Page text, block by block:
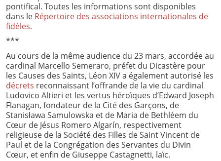
pontifical. Toutes les informations sont disponibles
dans le Répertoire des associations internationales de
fidèles.
***
Au cours de la même audience du 23 mars, accordée au
cardinal Marcello Semeraro, préfet du Dicastère pour
les Causes des Saints, Léon XIV a également autorisé les
décrets reconnaissant l’offrande de la vie du cardinal
Ludovico Altieri et les vertus héroïques d’Edward Joseph
Flanagan, fondateur de la Cité des Garçons, de
Stanisława Samulowska et de Maria de Bethléem du
Cœur de Jésus Romero Algarín, respectivement
religieuse de la Société des Filles de Saint Vincent de
Paul et de la Congrégation des Servantes du Divin
Cœur, et enfin de Giuseppe Castagnetti, laïc.